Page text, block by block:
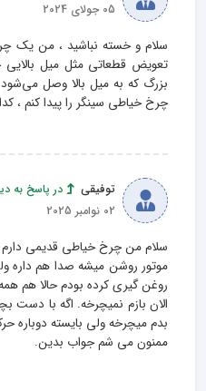
05 جولای 2024
سلام و خسته نباشید ، من یک
تعویض قطعاتی مثل میل
بزرگ
چرخ خیاطی سینگر را پیدا کنم ،
توفيقى
در پاسخ به
02 نوامبر 2025
موتور روشن ميشه صدا هم داره
روغن گيرى كرده بودم حالا هم
الان بازم نميچرخه. اگه با دست
ممنون مى شم جواب بدين.